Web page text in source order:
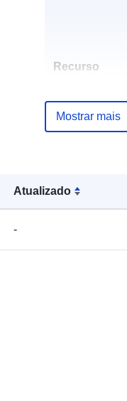
Atualizado
-
Recurso
Mostrar mais